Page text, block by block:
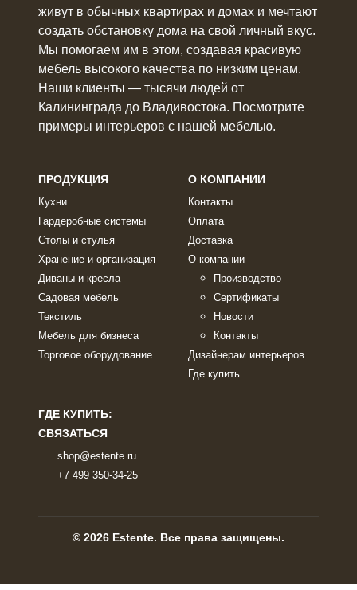
живут в обычных квартирах и домах и мечтают
создать обстановку дома на свой личный вкус.
Мы помогаем им в этом, создавая красивую
мебель высокого качества по низким ценам.
Наши клиенты ― тысячи людей от
Калининграда до Владивостока. Посмотрите
примеры интерьеров с нашей мебелью.
ПРОДУКЦИЯ
Кухни
Гардеробные системы
Столы и стулья
Хранение и организация
Диваны и кресла
Садовая мебель
Текстиль
Мебель для бизнеса
Торговое оборудование
О КОМПАНИИ
Контакты
Оплата
Доставка
О компании
Производство
Сертификаты
Новости
Контакты
Дизайнерам интерьеров
Где купить
ГДЕ КУПИТЬ:
СВЯЗАТЬСЯ
shop@estente.ru
+7 499 350-34-25
© 2026 Estente. Все права защищены.